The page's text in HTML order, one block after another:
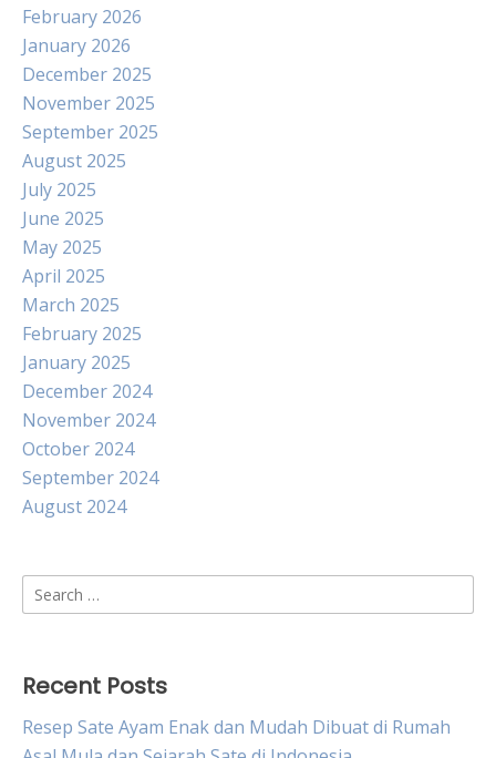
February 2026
January 2026
December 2025
November 2025
September 2025
August 2025
July 2025
June 2025
May 2025
April 2025
March 2025
February 2025
January 2025
December 2024
November 2024
October 2024
September 2024
August 2024
Search
for:
Recent Posts
Resep Sate Ayam Enak dan Mudah Dibuat di Rumah